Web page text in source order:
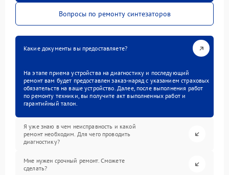
Вопросы по ремонту синтезаторов
Какие документы вы предоставляете?
На этапе приема устройства на диагностику и последующий
ремонт вам будет предоставлен заказ-наряд с указанием страховых
обязательств на ваше устройство. Далее, после выполнения работ
по ремонту техники, вы получите акт выполненных работ и
гарантийный талон.
Я уже знаю в чем неисправность и какой
ремонт необходим. Для чего проводить
диагностику?
Мне нужен срочный ремонт. Сможете
сделать?